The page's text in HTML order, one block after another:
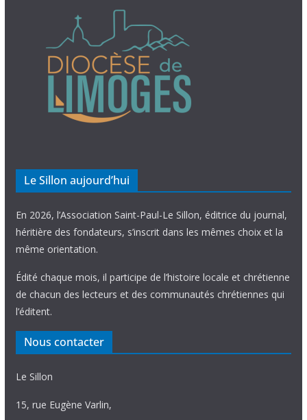
Le Sillon aujourd’hui
En 2026, l’Association Saint-Paul-Le Sillon, éditrice du journal,
héritière des fondateurs, s’inscrit dans les mêmes choix et la
même orientation.
Édité chaque mois, il participe de l’histoire locale et chrétienne
de chacun des lecteurs et des communautés chrétiennes qui
l’éditent.
Nous contacter
Le Sillon
15, rue Eugène Varlin,